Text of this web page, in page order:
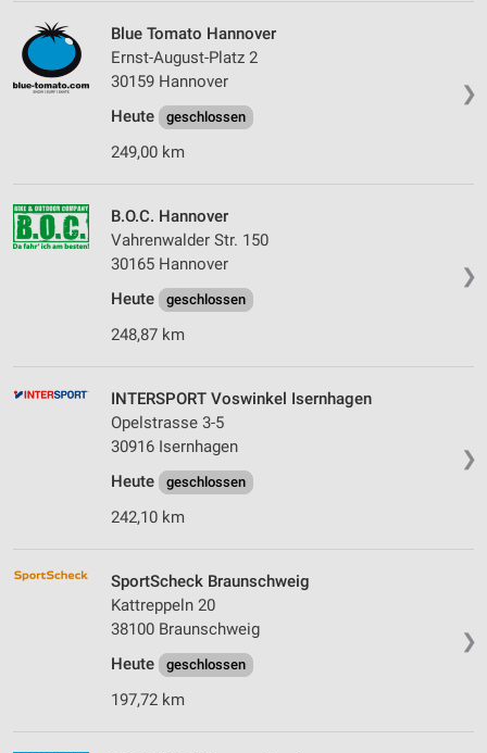
❯
Blue Tomato Hannover
Ernst-August-Platz 2
30159 Hannover
Heute
geschlossen
249,00 km
❯
B.O.C. Hannover
Vahrenwalder Str. 150
30165 Hannover
Heute
geschlossen
248,87 km
❯
INTERSPORT Voswinkel Isernhagen
Opelstrasse 3-5
30916 Isernhagen
Heute
geschlossen
242,10 km
❯
SportScheck Braunschweig
Kattreppeln 20
38100 Braunschweig
Heute
geschlossen
197,72 km